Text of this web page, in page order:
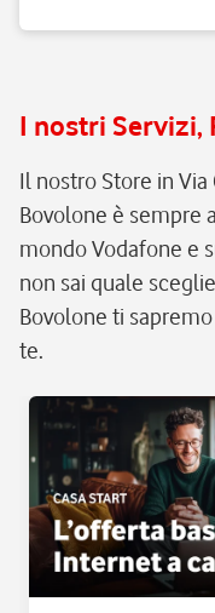
I nostri Servizi,
Il nostro Store in Via
Bovolone è sempre
mondo Vodafone e
non sai quale
Bovolone ti
te.